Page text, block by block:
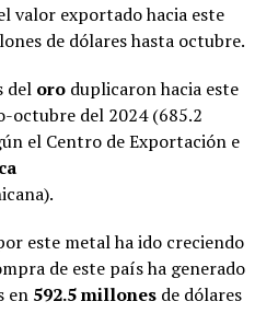
valor exportado hacia este
de dólares hasta octubre.
del oroduplicaron hacia este
octubre del 2024 (685.2
el Centro de Exportación e
este metal ha ido creciendo
de este país ha generado
en 592.5 millonesde dólares